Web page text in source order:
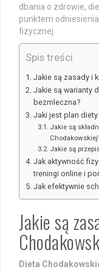
dbania o zdrowie,
punktem
fizycznej.
Spis treści
Jakie są zasady i
Jakie są warianty
bezmleczna?
Jaki jest plan
Jakie są
Jakie są
Jak aktywność
treningi online i
Jak efektywnie
Jakie są
Dieta